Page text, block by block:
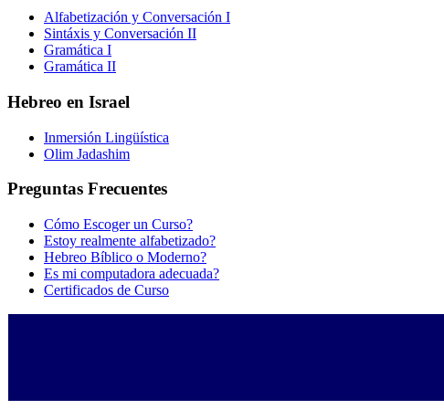
Alfabetización y Conversación I
Sintáxis y Conversación II
Gramática I
Gramática II
Hebreo en Israel
Inmersión Lingüística
Olim Jadashim
Preguntas Frecuentes
Cómo Escoger un Curso?
Estoy realmente alfabetizado?
Hebreo Bíblico o Moderno?
Es mi computadora adecuada?
Certificados de Curso